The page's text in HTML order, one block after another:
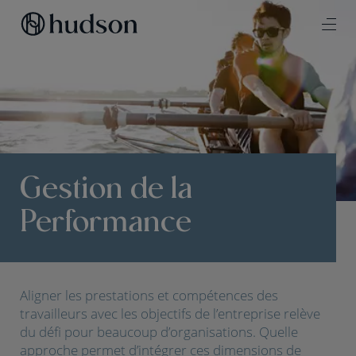
Gestion de la
Performance
Aligner les prestations et compétences des
travailleurs avec les objectifs de l’entreprise relève
du défi pour beaucoup d’organisations. Quelle
approche permet d’intégrer ces dimensions de